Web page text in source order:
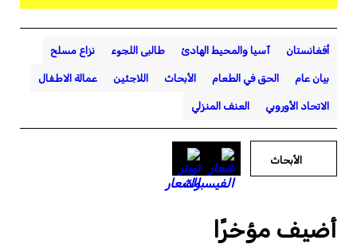
أفغانستان آسيا والمحيط الهادئ طالبى اللجوء نزاع مسلح
بيان عام الحق في الطعام الأبحاث اللاجئين عمالة الاطفال
الاتحاد الأوروبي العنف المنزلي
الأبحاث
أضيف مؤخرًا